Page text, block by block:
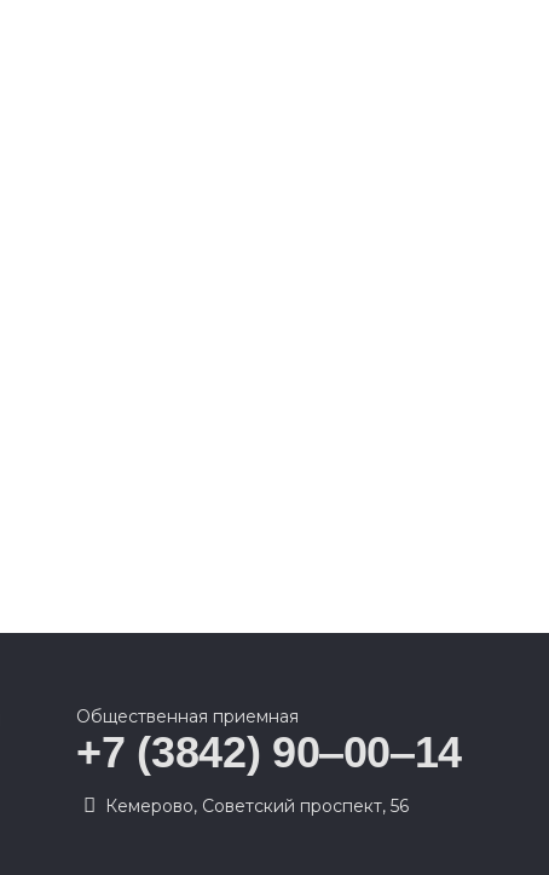
Общественная приемная
+7 (3842) 90‒00‒14
​Кемерово, Советский проспект, 56